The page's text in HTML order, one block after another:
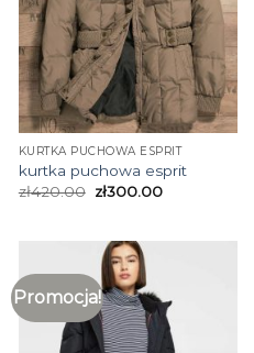
KURTKA PUCHOWA ESPRIT
kurtka puchowa esprit
zł420.00 zł300.00
Promocja!